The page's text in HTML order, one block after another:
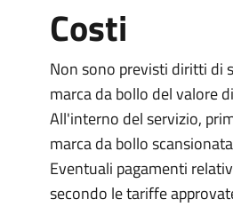
Costi
Non sono previsti diritti di
marca da bollo del valore
All'interno del servizio,
marca da bollo
Eventuali pagamenti
secondo le tariffe